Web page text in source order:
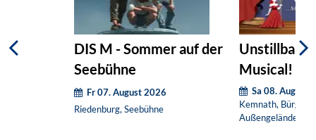
DIS M - Sommer auf der
Seebühne
Fr 07. August 2026
Riedenburg, Seebühne
Unstillbare
Musical!
Sa 08. August
Kemnath,
Außengelände